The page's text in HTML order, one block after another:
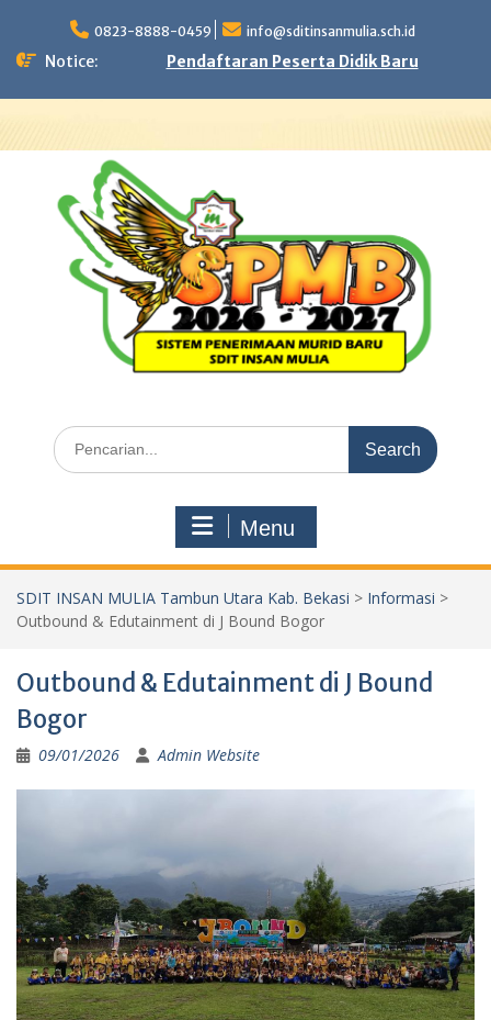
content
0823-8888-0459 info@sditinsanmulia.sch.id
Notice: Pendaftaran Peserta Didik Baru
Search
for:
Menu
SDIT INSAN MULIA Tambun Utara Kab. Bekasi > Informasi >
Outbound & Edutainment di J Bound Bogor
Outbound & Edutainment di J Bound
Bogor
09/01/2026 Admin Website